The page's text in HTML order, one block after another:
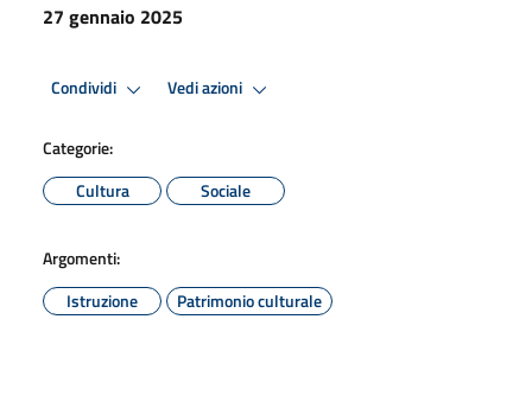
27 gennaio 2025
Condividi Vedi azioni
Categorie:
Cultura
Sociale
Argomenti:
Istruzione
Patrimonio culturale